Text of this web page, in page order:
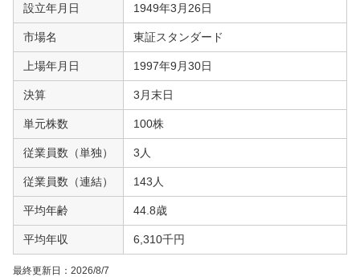
設立年月日 1949年3月26日
市場名 東証スタンダード
上場年月日 1997年9月30日
決算 3月末日
単元株数 100株
従業員数（単独） 3人
従業員数（連結） 143人
平均年齢 44.8歳
平均年収 6,310千円
最終更新日： 2026/8/7